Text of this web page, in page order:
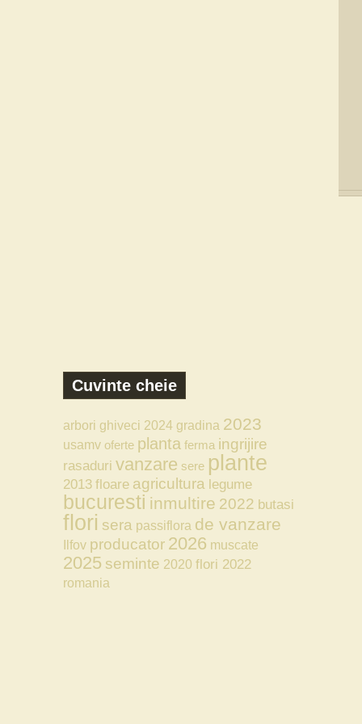
Cuvinte cheie
arbori ghiveci 2024 gradina 2023
usamv oferte planta ferma ingrijire
rasaduri vanzare sere plante
2013 floare agricultura legume
bucuresti inmultire 2022 butasi
flori sera passiflora de vanzare
Ilfov producator 2026 muscate
2025 seminte 2020 flori 2022
romania